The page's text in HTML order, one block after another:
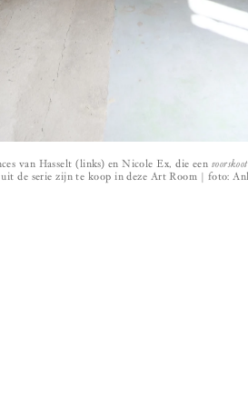
van Hasselt (links) en Nicole Ex, die een voorskoot
de serie zijn te koop in deze Art Room | foto: